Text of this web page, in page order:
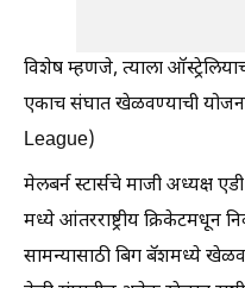
विशेष म्हणजे, त्याला
एकाच संघात खेळवण्याची
League)
मेलबर्न स्टार्सचे माजी अध्यक्ष
मध्ये आंतरराष्ट्रीय क्रिकेटमधून
सामन्यासाठी बिग बॅशमध्ये